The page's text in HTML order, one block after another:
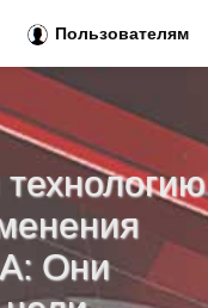
Они
Пользователям